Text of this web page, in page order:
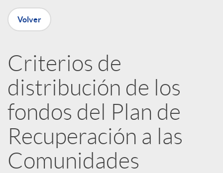
e
R
e
d
Volver
Criterios de
distribución de los
fondos del Plan de
Recuperación a las
Comunidades